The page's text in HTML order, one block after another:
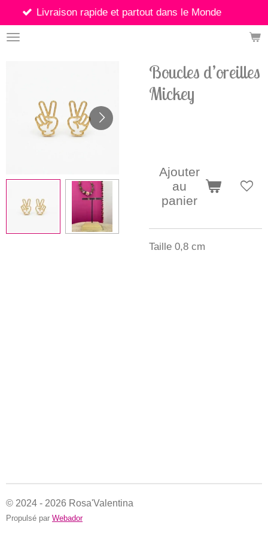
Passer
au
contenu
rapide et partout dans le Monde
Boucles d’oreilles
Mickey
Ajouter
au
panier
Taille 0,8 cm
© 2024 - 2026 Rosa'Valentina
Propulsé par Webador